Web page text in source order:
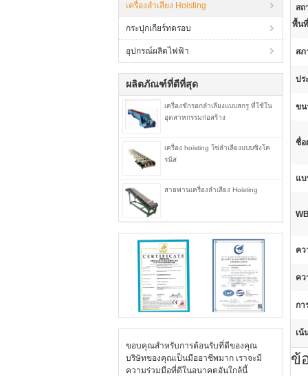
เครื่องลำเลียง Hoisting
กระปุกเกียร์ทดรอบ
อุปกรณ์ผลิตไฟฟ้า
ผลิตภัณฑ์ที่ดีที่สุด
เครื่องชักรอกลำเลียงแบบสกรู ที่ใช้ใน
อุตสาหกรรมก่อสร้าง
เครื่อง hoisting โซ่ลำเลียงแบบซิงโค
รนัส
สายพานเครื่องลำเลียง Hoisting
ขอบคุณสำหรับการต้อนรับที่ดีของคุณ
บริษัทของคุณเป็นมืออาชีพมาก เราจะมี
ความร่วมมือที่ดีในอนาคตอันใกล้นี้
สถ
พื้น
สภ
ปร
ขน
ชื่
แบ
คว
คว
กา
เน้
ข้